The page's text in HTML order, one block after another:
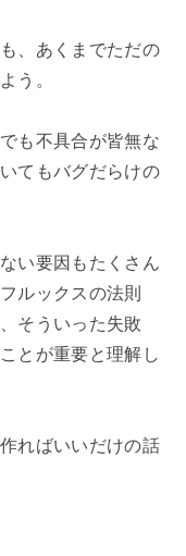
、あくまでただの
う。
も不具合が皆無な
てもバグだらけの
い要因もたくさん
ルックスの法則
そういった失敗
とが重要と理解し
ればいいだけの話